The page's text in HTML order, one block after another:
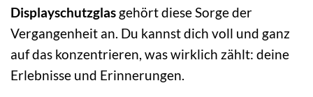
Displayschutzglas gehört diese Sorge der
Vergangenheit an. Du kannst dich voll und ganz
auf das konzentrieren, was wirklich zählt: deine
Erlebnisse und Erinnerungen.